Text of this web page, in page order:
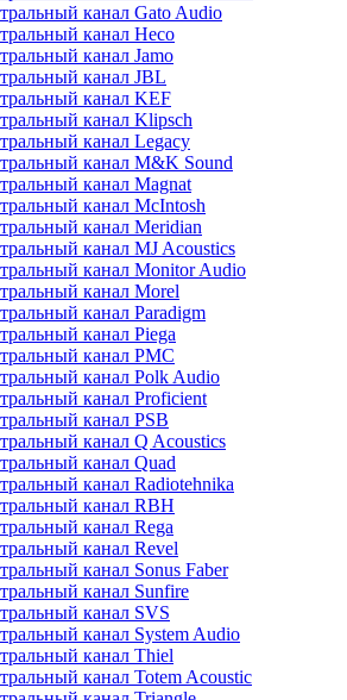
канал Gato Audio
канал Heco
канал Jamo
канал JBL
канал KEF
канал Klipsch
канал Legacy
канал M&K Sound
канал Magnat
канал McIntosh
канал Meridian
канал MJ Acoustics
канал Monitor Audio
канал Morel
канал Paradigm
канал Piega
канал PMC
канал Polk Audio
канал Proficient
канал PSB
канал Q Acoustics
канал Quad
канал Radiotehnika
канал RBH
канал Rega
канал Revel
канал Sonus Faber
канал Sunfire
канал SVS
канал System Audio
канал Thiel
канал Totem Acoustic